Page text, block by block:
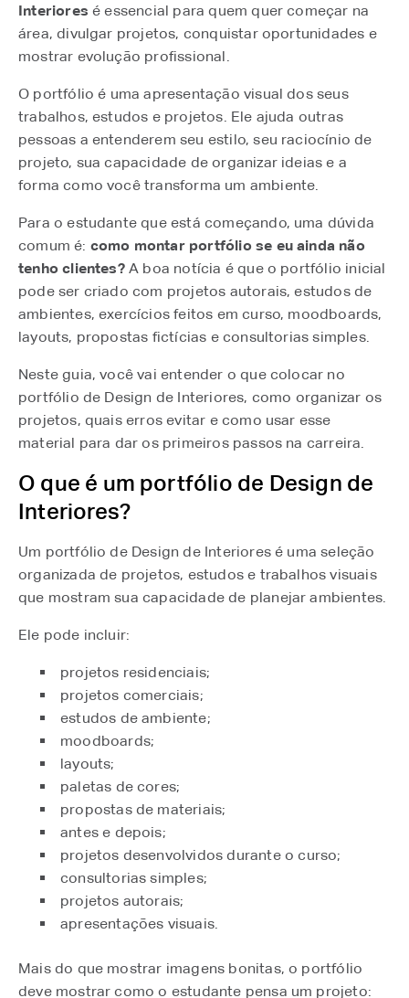
Interiores é essencial para quem quer começar na
área, divulgar projetos, conquistar oportunidades e
mostrar evolução profissional.
O portfólio é uma apresentação visual dos seus
trabalhos, estudos e projetos. Ele ajuda outras
pessoas a entenderem seu estilo, seu raciocínio de
projeto, sua capacidade de organizar ideias e a
forma como você transforma um ambiente.
Para o estudante que está começando, uma dúvida
comum é: como montar portfólio se eu ainda não
tenho clientes?A boa notícia é que o portfólio inicial
pode ser criado com projetos autorais, estudos de
ambientes, exercícios feitos em curso, moodboards,
layouts, propostas fictícias e consultorias simples.
Neste guia, você vai entender o que colocar no
portfólio de Design de Interiores, como organizar os
projetos, quais erros evitar e como usar esse
material para dar os primeiros passos na carreira.
O que é um portfólio de Design de
Interiores?
Um portfólio de Design de Interiores é uma seleção
organizada de projetos, estudos e trabalhos visuais
que mostram sua capacidade de planejar ambientes.
Ele pode incluir:
projetos residenciais;
projetos comerciais;
estudos de ambiente;
moodboards;
layouts;
paletas de cores;
propostas de materiais;
antes e depois;
projetos desenvolvidos durante o curso;
consultorias simples;
projetos autorais;
apresentações visuais.
Mais do que mostrar imagens bonitas, o portfólio
deve mostrar como o estudante pensa um projeto: